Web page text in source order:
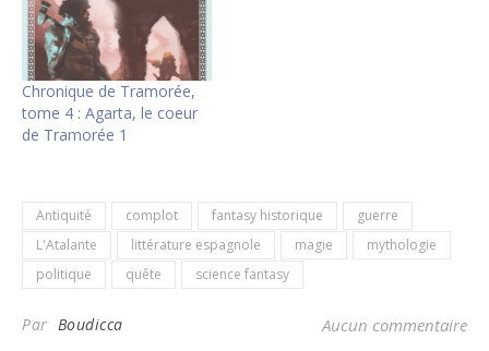
Chronique de Tramorée,
tome 4 : Agarta, le coeur
de Tramorée 1
Antiquité complot fantasy historique
guerre
L'Atalante
littérature espagnole magie
mythologie
politique
quête science fantasy
Par Boudicca Aucun commentaire